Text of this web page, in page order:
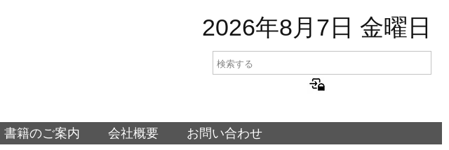
2026年8月7日 金曜日
書籍のご案内 会社概要 お問い合わせ